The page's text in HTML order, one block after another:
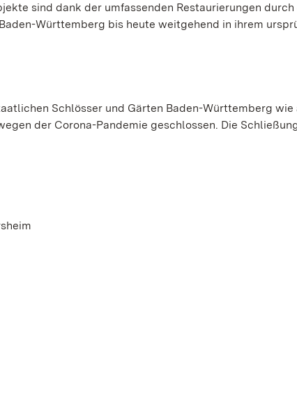
sind dank der umfassenden Restaurierungen
Württemberg bis heute weitgehend in ihrem
Schlösser und Gärten Baden-Württemberg
der Corona-Pandemie geschlossen. Die